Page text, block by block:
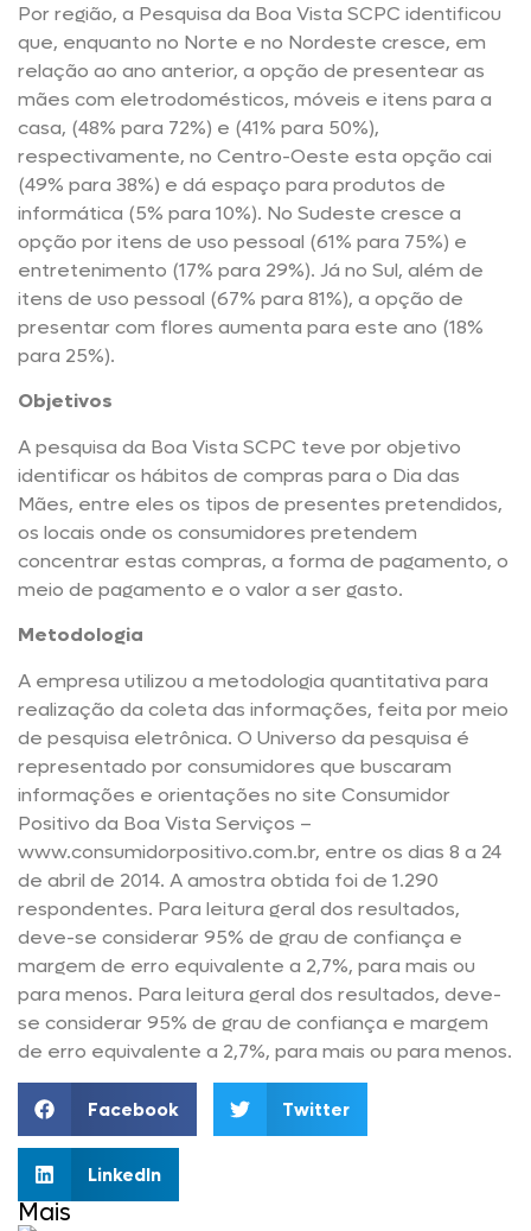
Por região, a Pesquisa da Boa Vista SCPC identificou
que, enquanto no Norte e no Nordeste cresce, em
relação ao ano anterior, a opção de presentear as
mães com eletrodomésticos, móveis e itens para a
casa, (48% para 72%) e (41% para 50%),
respectivamente, no Centro-Oeste esta opção cai
(49% para 38%) e dá espaço para produtos de
informática (5% para 10%). No Sudeste cresce a
opção por itens de uso pessoal (61% para 75%) e
entretenimento (17% para 29%). Já no Sul, além de
itens de uso pessoal (67% para 81%), a opção de
presentar com flores aumenta para este ano (18%
para 25%).
Objetivos
A pesquisa da Boa Vista SCPC teve por objetivo
identificar os hábitos de compras para o Dia das
Mães, entre eles os tipos de presentes pretendidos,
os locais onde os consumidores pretendem
concentrar estas compras, a forma de pagamento, o
meio de pagamento e o valor a ser gasto.
Metodologia
A empresa utilizou a metodologia quantitativa para
realização da coleta das informações, feita por meio
de pesquisa eletrônica. O Universo da pesquisa é
representado por consumidores que buscaram
informações e orientações no site Consumidor
Positivo da Boa Vista Serviços –
www.consumidorpositivo.com.br, entre os dias 8 a 24
de abril de 2014. A amostra obtida foi de 1.290
respondentes. Para leitura geral dos resultados,
deve-se considerar 95% de grau de confiança e
margem de erro equivalente a 2,7%, para mais ou
para menos. Para leitura geral dos resultados, deve-
se considerar 95% de grau de confiança e margem
de erro equivalente a 2,7%, para mais ou para menos.
Facebook Twitter
LinkedIn
Mais